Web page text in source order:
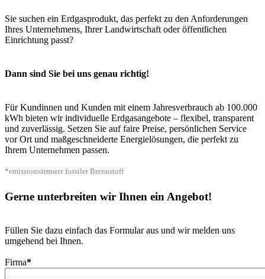
Sie suchen ein Erdgasprodukt, das perfekt zu den Anforderungen
Ihres Unternehmens, Ihrer Landwirtschaft oder öffentlichen
Einrichtung passt?
Dann sind Sie bei uns genau richtig!
Für Kundinnen und Kunden mit einem Jahresverbrauch ab 100.000
kWh bieten wir individuelle Erdgasangebote – flexibel, transparent
und zuverlässig. Setzen Sie auf faire Preise, persönlichen Service
vor Ort und maßgeschneiderte Energielösungen, die perfekt zu
Ihrem Unternehmen passen.
*emissionsärmster fossiler Brennstoff
Gerne unterbreiten wir Ihnen ein Angebot!
Füllen Sie dazu einfach das Formular aus und wir melden uns
umgehend bei Ihnen.
Firma*